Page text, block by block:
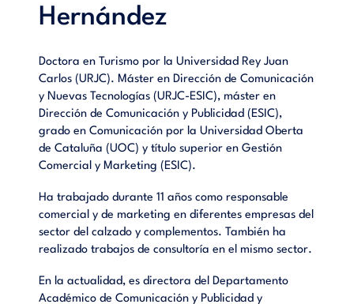
Hernández
Doctora en Turismo por la Universidad Rey Juan
Carlos (URJC). Máster en Dirección de Comunicación
y Nuevas Tecnologías (URJC-ESIC), máster en
Dirección de Comunicación y Publicidad (ESIC),
grado en Comunicación por la Universidad Oberta
de Cataluña (UOC) y título superior en Gestión
Comercial y Marketing (ESIC).
Ha trabajado durante 11 años como responsable
comercial y de marketing en diferentes empresas del
sector del calzado y complementos. También ha
realizado trabajos de consultoría en el mismo sector.
En la actualidad, es directora del Departamento
Académico de Comunicación y Publicidad y